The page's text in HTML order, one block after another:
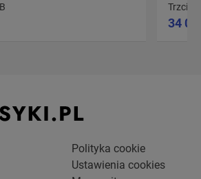
34
Polityka cookie
Ustawienia cookies